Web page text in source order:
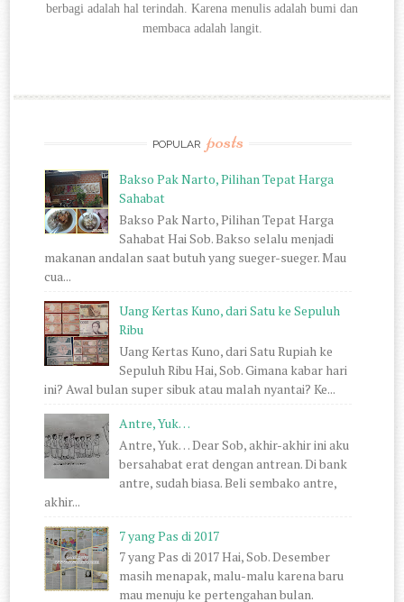
berbagi adalah hal terindah. Karena menulis adalah bumi dan
membaca adalah langit.
POPULAR posts
Bakso Pak Narto, Pilihan Tepat Harga
Sahabat
Bakso Pak Narto, Pilihan Tepat Harga
Sahabat Hai Sob. Bakso selalu menjadi
makanan andalan saat butuh yang sueger-sueger. Mau
cua...
Uang Kertas Kuno, dari Satu ke Sepuluh
Ribu
Uang Kertas Kuno, dari Satu Rupiah ke
Sepuluh Ribu Hai, Sob. Gimana kabar hari
ini? Awal bulan super sibuk atau malah nyantai? Ke...
Antre, Yuk…
Antre, Yuk… Dear Sob, akhir-akhir ini aku
bersahabat erat dengan antrean. Di bank
antre, sudah biasa. Beli sembako antre,
akhir...
7 yang Pas di 2017
7 yang Pas di 2017 Hai, Sob. Desember
masih menapak, malu-malu karena baru
mau menuju ke pertengahan bulan.